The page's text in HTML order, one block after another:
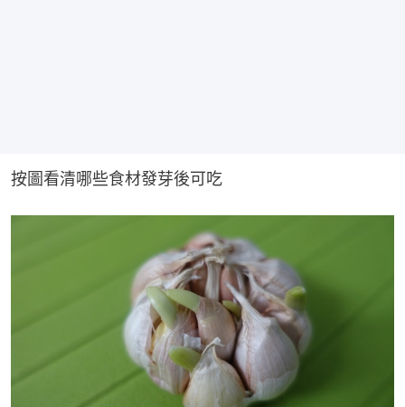
按圖看清哪些食材發芽後可吃